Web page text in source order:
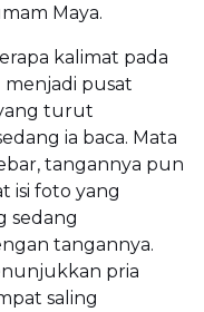
Maya.
kalimat pada
menjadi pusat
turut
ia baca. Mata
tangannya pun
isi foto yang
sedang
tangannya.
pria
saling